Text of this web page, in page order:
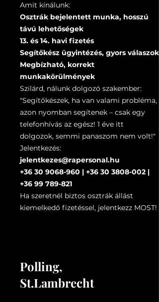
Amit kínálunk:
Osztrák bejelentett munka, hosszú
távú lehetőségek
13. és 14. havi fizetés
Segítőkész ügyintézés, gyors válaszok
Megbízható, korrekt
munkakörülmények
Szilárd, nálunk dolgozó szakember:
"Segítőkészek, ha van valami probléma,
azon nyomban segítenek – csak egy
telefonhívás az egész! 1 éve itt
dolgozok, semmi panaszom nem volt!"
Jelentkezés:
jelentkezes@rapersonal.hu
+36 30 9068-960 | +36 30 3808-002 |
+36 99 789-821
Ha szeretnél biztos osztrák állást
kiemelkedő fizetéssel, jelentkezz MOST!
Polling,
St.Lambrecht